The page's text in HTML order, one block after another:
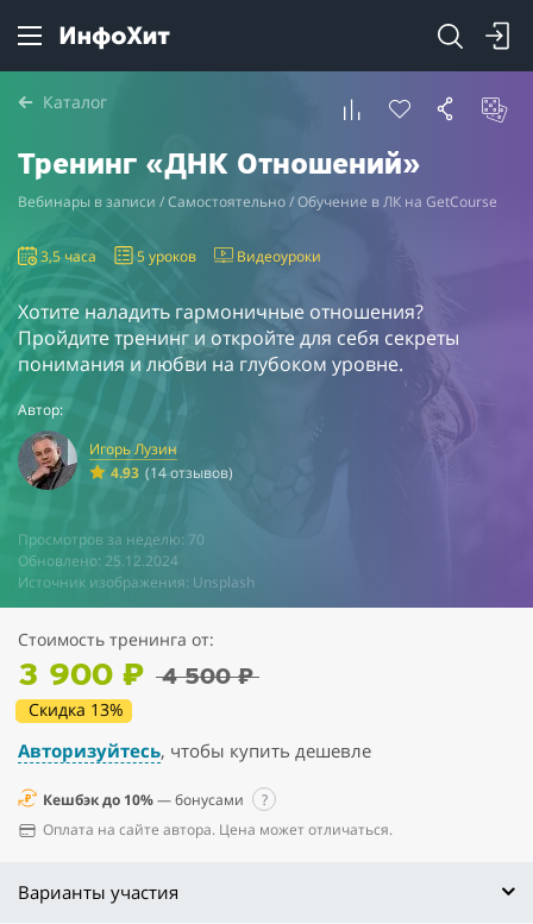
Каталог
Тренинг «ДНК Отношений»
Вебинары в записи / Самостоятельно / Обучение в ЛК на GetCourse
3,5 часа 5 уроков Видеоуроки
Хотите наладить гармоничные отношения?
Пройдите тренинг и откройте для себя секреты
понимания и любви на глубоком уровне.
Автор:
Игорь Лузин
4.93 (14 отзывов)
Просмотров за неделю: 70
Обновлено: 25.12.2024
Источник изображения: Unsplash
Стоимость тренинга от:
3 900 ₽ 4 500 ₽
Скидка 13%
Авторизуйтесь, чтобы купить дешевле
Кешбэк до 10%— бонусами
?
Оплата на сайте автора. Цена может отличаться.
Варианты участия